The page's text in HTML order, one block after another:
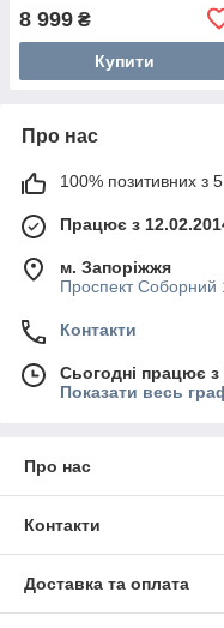
8 999 ₴
Купити
Про нас
100% позитивних з 5
Працює з
м. Запоріжжя
Проспект Соборний
Контакти
Сьогодні працює
Показати весь
Про нас
Контакти
Доставка та оплата